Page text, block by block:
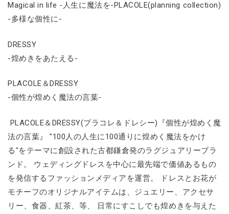
Magical in life -人生に魔法を-PLACOLE(planning collection)
-多様な個性に-
DRESSY
-煌めきをあたえる-
PLACOLE＆DRESSY
-個性が煌めく魔法の言葉-
PLACOLE＆DRESSY(プラコレ＆ドレシー)『個性が煌めく魔
法の言葉』 "100人の人生に100通りに煌めく魔法をかけ
る"をテーマに創設された古都鎌倉発のラグジュアリーブラ
ンド。 ウェディングドレスを中心に最先端で価値あるもの
を発信するファッションメディアを運営。 ドレスとお花が
モチーフのオリジナルアイテムは、ジュエリー、アクセサ
リー、食器、紅茶、等、 日常にすこしでも煌めきを与えた